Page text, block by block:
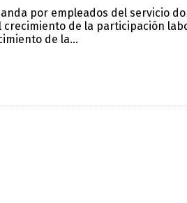
por empleados del servicio
crecimiento de la participación
de la...